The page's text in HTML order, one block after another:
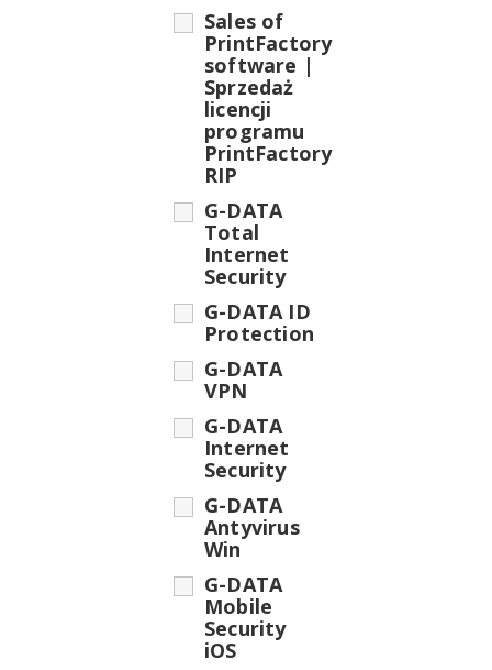
Sales of
PrintFactory
software |
Sprzedaż
licencji
programu
PrintFactory
RIP
G-DATA
Total
Internet
Security
G-DATA ID
Protection
G-DATA
VPN
G-DATA
Internet
Security
G-DATA
Antyvirus
Win
G-DATA
Mobile
Security
iOS